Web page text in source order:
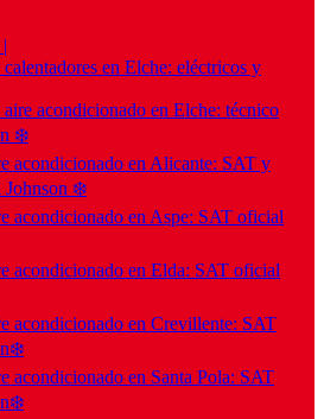
en Elche: eléctricos y
acondicionado en Elche: técnico
❄️
acondicionado en Alicante: SAT y
Johnson ❄️
acondicionado en Aspe: SAT oficial
acondicionado en Elda: SAT oficial
acondicionado en Crevillente: SAT
acondicionado en Santa Pola: SAT